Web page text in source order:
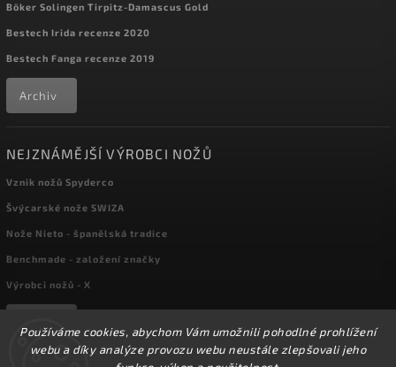
Používáme cookies, abychom Vám umožnili pohodlné prohlížení
webu a díky analýze provozu webu neustále zlepšovali jeho
Böker Solingen Tirpitz-Damascus Gold
Bestech Irida recenze 2020
Bestech Fanga recenze 2019
Archiv
NEJZNÁMĚJŠÍ VÝROBCI NOŽŮ
Vznik nožů Spyderco
Švýcarské nože SWIZA
Nože Nieto - španělská tradice
Benchmade - založení značky
Výrobci nožů - X